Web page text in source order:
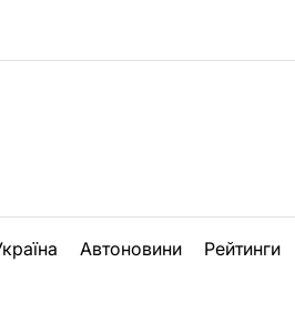
Автоновини Рейтинги